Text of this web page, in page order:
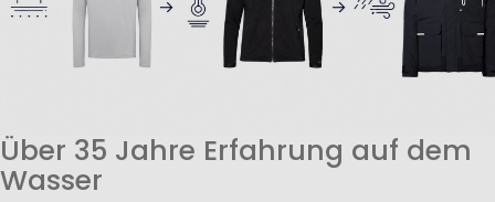
Über 35 Jahre Erfahrung auf dem
Wasser